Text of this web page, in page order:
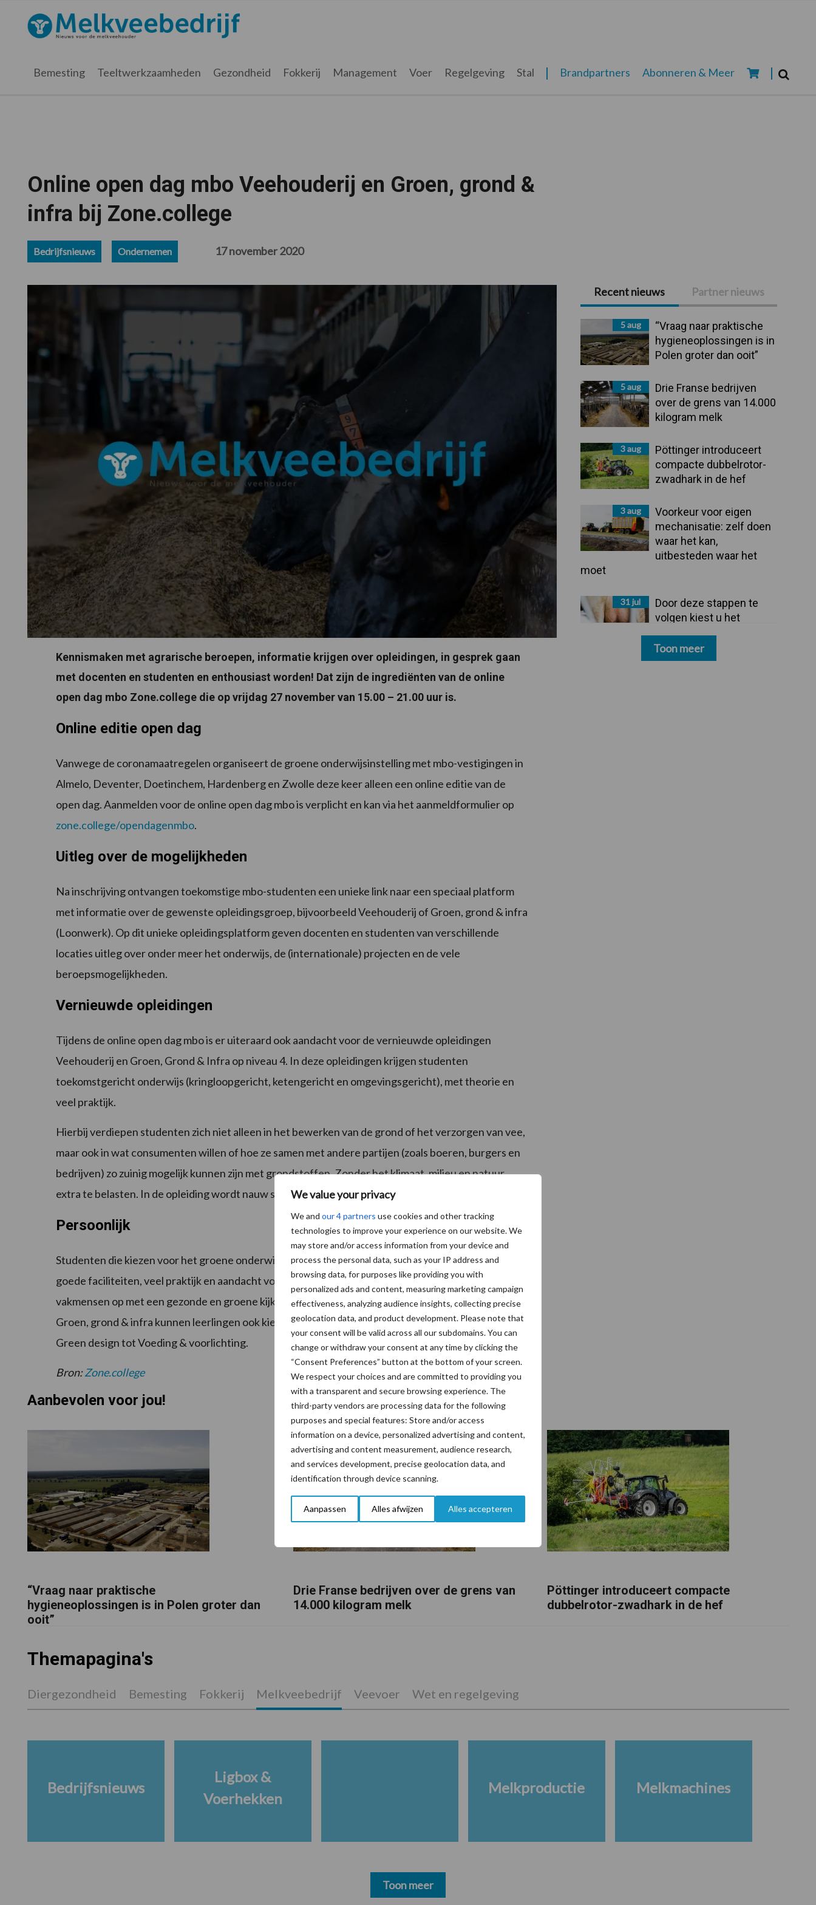
We value your privacy
We and our 4 partners use cookies and other tracking
technologies to improve your experience on our website. We
may store and/or access information from your device and
process the personal data, such as your IP address and
browsing data, for purposes like providing you with
personalized ads and content, measuring marketing campaign
effectiveness, analyzing audience insights, collecting precise
geolocation data, and product development. Please note that
your consent will be valid across all our subdomains. You can
change or withdraw your consent at any time by clicking the
“Consent Preferences” button at the bottom of your screen.
We respect your choices and are committed to providing you
with a transparent and secure browsing experience. The
third-party vendors are processing data for the following
purposes and special features: Store and/or access
information on a device, personalized advertising and content,
advertising and content measurement, audience research,
and services development, precise geolocation data, and
identification through device scanning.
Aanpassen Alles afwijzen Alles accepteren
hoofdnavigatie
hoofd
eerste
voettekst
Melkveebedrijf.nl
Bemesting Teeltwerkzaamheden Gezondheid Fokkerij Management Voer Regelgeving Stal Brandpartners Abonneren & Meer
Online open dag mbo Veehouderij en Groen, grond &
infra bij Zone.college
Bedrijfsnieuws Ondernemen 17 november 2020
Kennismaken met agrarische beroepen, informatie krijgen over opleidingen, in gesprek gaan
met docenten en studenten en enthousiast worden! Dat zijn de ingrediënten van de online
open dag mbo Zone.college die op vrijdag 27 november van 15.00 – 21.00 uur is.
Online editie open dag
Vanwege de coronamaatregelen organiseert de groene onderwijsinstelling met mbo-vestigingen in
Almelo, Deventer, Doetinchem, Hardenberg en Zwolle deze keer alleen een online editie van de
open dag. Aanmelden voor de online open dag mbo is verplicht en kan via het aanmeldformulier op
zone.college/opendagenmbo.
Uitleg over de mogelijkheden
Na inschrijving ontvangen toekomstige mbo-studenten een unieke link naar een speciaal platform
met informatie over de gewenste opleidingsgroep, bijvoorbeeld Veehouderij of Groen, grond & infra
(Loonwerk). Op dit unieke opleidingsplatform geven docenten en studenten van verschillende
locaties uitleg over onder meer het onderwijs, de (internationale) projecten en de vele
beroepsmogelijkheden.
Vernieuwde opleidingen
Tijdens de online open dag mbo is er uiteraard ook aandacht voor de vernieuwde opleidingen
Veehouderij en Groen, Grond & Infra op niveau 4. In deze opleidingen krijgen studenten
toekomstgericht onderwijs (kringloopgericht, ketengericht en omgevingsgericht), met theorie en
veel praktijk.
Hierbij verdiepen studenten zich niet alleen in het bewerken van de grond of het verzorgen van vee,
maar ook in wat consumenten willen of hoe ze samen met andere partijen (zoals boeren, burgers en
bedrijven) zo zuinig mogelijk kunnen zijn met grondstoffen. Zonder het klimaat, milieu en natuur
extra te belasten. In de opleiding wordt nauw samengewerkt met het bedrijfsleven.
Persoonlijk
Studenten die kiezen voor het groene onderwijs bij Zone.college kiezen voor persoonlijk contact,
goede faciliteiten, veel praktijk en aandacht voor vakmanschap. Zone.college leidt toekomstige
vakmensen op met een gezonde en groene kijk op het leven. Naast de opleidingen Veehouderij en
Groen, grond & infra kunnen leerlingen ook kiezen uit circa 14 andere opleidingen. Variërend van
Green design tot Voeding & voorlichting.
Bron:Zone.college
Primaire
Sidebar
Recent nieuws Partner nieuws
5 aug
“Vraag naar praktische
hygieneoplossingen is in
Polen groter dan ooit”
5 aug
Drie Franse bedrijven
over de grens van 14.000
kilogram melk
3 aug
Pöttinger introduceert
compacte dubbelrotor-
zwadhark in de hef
3 aug
Voorkeur voor eigen
mechanisatie: zelf doen
waar het kan,
uitbesteden waar het
moet
31 jul
Door deze stappen te
volgen kiest u het
dipmiddel dat bij uw
bedrijf past
Toon meer
Aanbevolen voor jou!
“Vraag naar praktische
hygieneoplossingen is in Polen groter dan
ooit”
Drie Franse bedrijven over de grens van
14.000 kilogram melk
Pöttinger introduceert compacte
dubbelrotor-zwadhark in de hef
Themapagina's
Diergezondheid Bemesting Fokkerij Melkveebedrijf Veevoer Wet en regelgeving
Bedrijfsnieuws
Ligbox &
Voerhekken
Melkproductie Melkmachines
Toon meer